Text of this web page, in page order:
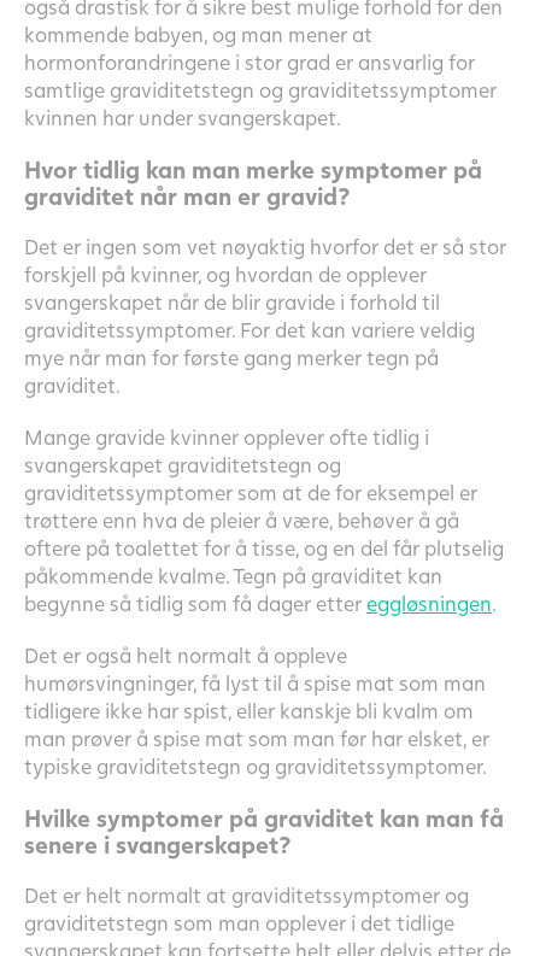
også drastisk for å sikre best mulige forhold for den
kommende babyen, og man mener at
hormonforandringene i stor grad er ansvarlig for
samtlige graviditetstegn og graviditetssymptomer
kvinnen har under svangerskapet.
Hvor tidlig kan man merke symptomer på
graviditet når man er gravid?
Det er ingen som vet nøyaktig hvorfor det er så stor
forskjell på kvinner, og hvordan de opplever
svangerskapet når de blir gravide i forhold til
graviditetssymptomer. For det kan variere veldig
mye når man for første gang merker tegn på
graviditet.
Mange gravide kvinner opplever ofte tidlig i
svangerskapet graviditetstegn og
graviditetssymptomer som at de for eksempel er
trøttere enn hva de pleier å være, behøver å gå
oftere på toalettet for å tisse, og en del får plutselig
påkommende kvalme. Tegn på graviditet kan
begynne så tidlig som få dager ettereggløsningen.
Det er også helt normalt å oppleve
humørsvingninger, få lyst til å spise mat som man
tidligere ikke har spist, eller kanskje bli kvalm om
man prøver å spise mat som man før har elsket, er
typiske graviditetstegn og graviditetssymptomer.
Hvilke symptomer på graviditet kan man få
senere i svangerskapet?
Det er helt normalt at graviditetssymptomer og
graviditetstegn som man opplever i det tidlige
svangerskapet kan fortsette helt eller delvis etter de